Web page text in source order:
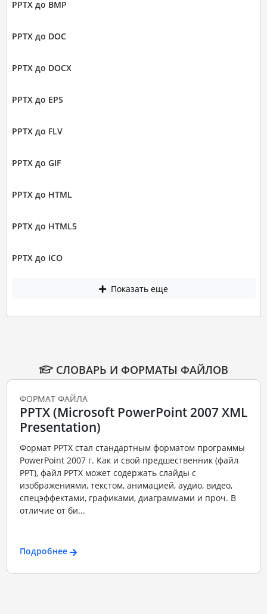
PPTX до BMP
PPTX до DOC
PPTX до DOCX
PPTX до EPS
PPTX до FLV
PPTX до GIF
PPTX до HTML
PPTX до HTML5
PPTX до ICO
Показать еще
СЛОВАРЬ И ФОРМАТЫ ФАЙЛОВ
ФОРМАТ ФАЙЛА
PPTX (Microsoft PowerPoint 2007 XML
Presentation)
Формат PPTX стал стандартным форматом программы
PowerPoint 2007 г. Как и свой предшественник (файл
PPT), файл PPTX может содержать слайды с
изображениями, текстом, анимацией, аудио, видео,
спецэффектами, графиками, диаграммами и проч. В
отличие от би...
Подробнее